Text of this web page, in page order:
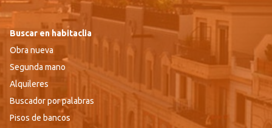
Buscar en habitaclia
Obra nueva
Segunda mano
Alquileres
Buscador por palabras
Pisos de bancos